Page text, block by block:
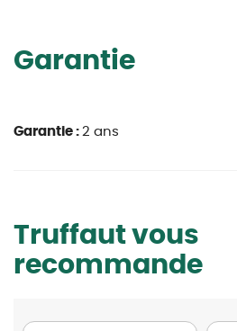
Garantie
Garantie : 2 ans
Truffaut vous
recommande